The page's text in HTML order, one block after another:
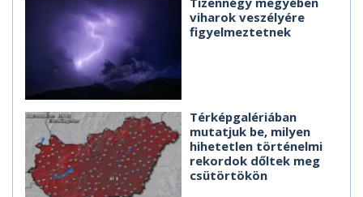
viharok veszélyére
figyelmeztetnek
Térképgalériában
mutatjuk be, milyen
hihetetlen történelmi
rekordok dőltek meg
csütörtökön